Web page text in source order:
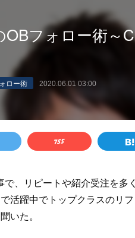
OBフォロー術～
ロー術 2020.06.01 03:00
、リピートや紹介受注を多
活躍中でトップクラスのリ
いた。